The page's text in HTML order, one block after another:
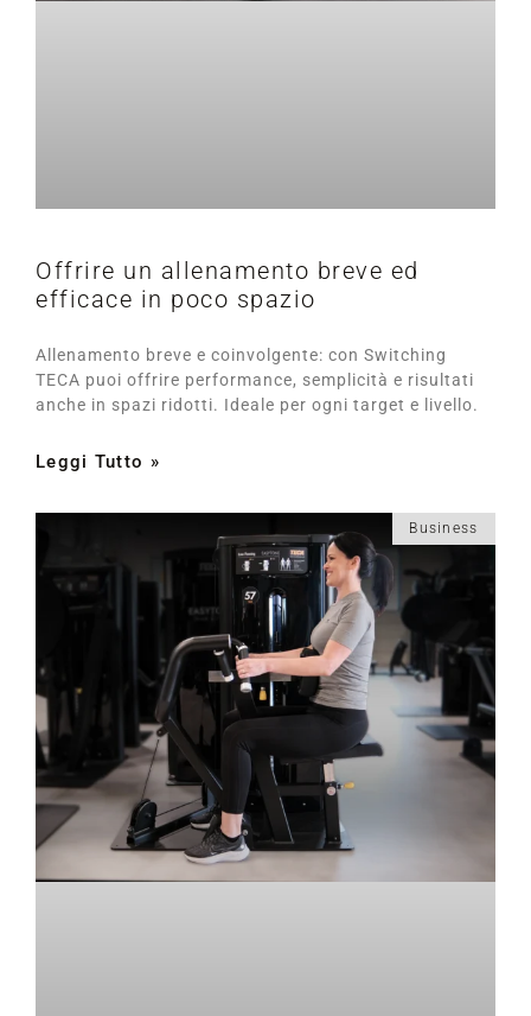
Offrire un allenamento breve ed
efficace in poco spazio
Allenamento breve e coinvolgente: con Switching
TECA puoi offrire performance, semplicità e risultati
anche in spazi ridotti. Ideale per ogni target e livello.
Leggi Tutto »
Business